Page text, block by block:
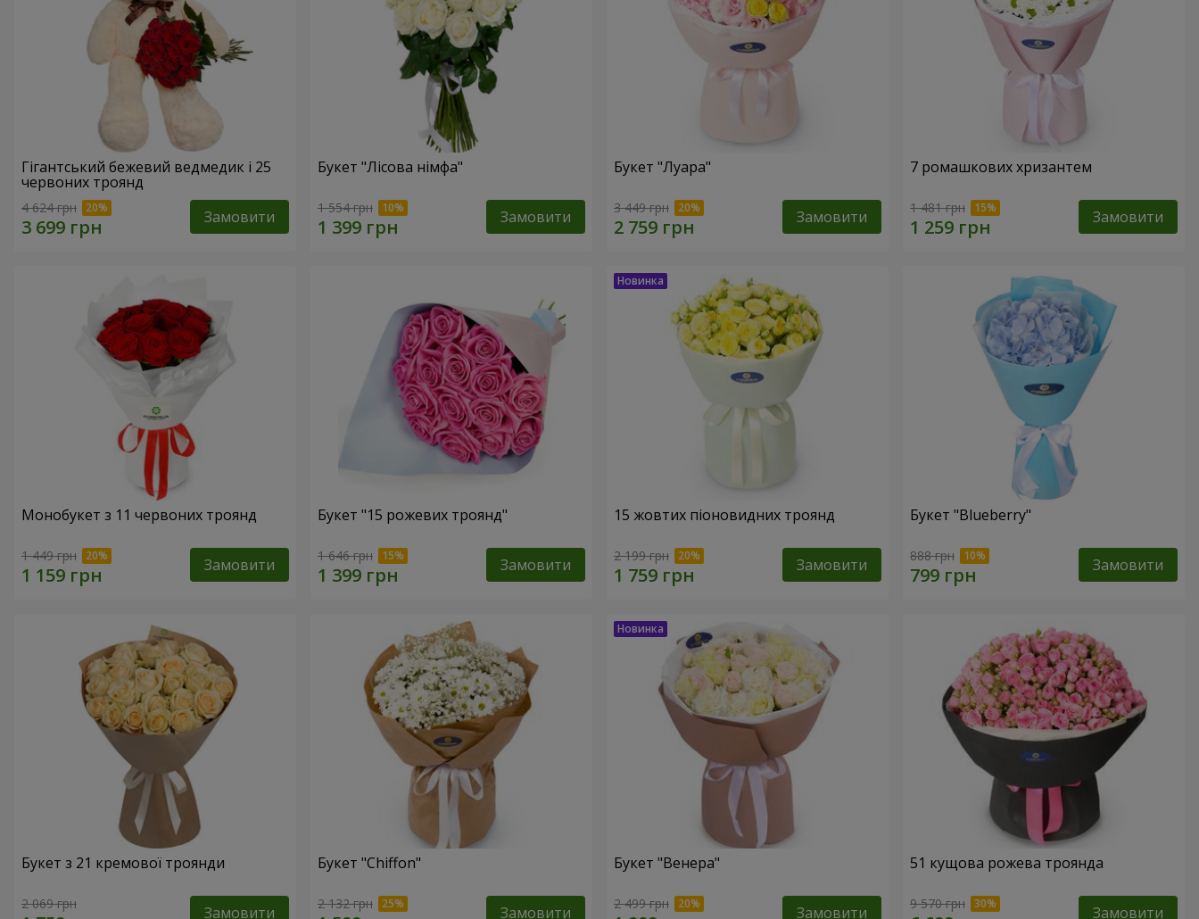
Гігантський бежевий ведмедик і 25
червоних троянд
4 624 грн Замовити
Букет "Лісова німфа"
1 554 грн Замовити
Букет "Луара"
3 449 грн Замовити
7 ромашкових хризантем
1 481 грн Замовити
Монобукет з 11 червоних троянд
1 449 грн Замовити
Букет "15 рожевих троянд"
1 646 грн Замовити
15 жовтих піоновидних троянд
2 199 грн Замовити
Букет "Blueberry"
888 грн Замовити
Букет з 21 кремової троянди
2 069 грн Замовити
Букет "Chiffon"
2 132 грн Замовити
Букет "Венера"
2 499 грн Замовити
51 кущова рожева троянда
9 570 грн Замовити